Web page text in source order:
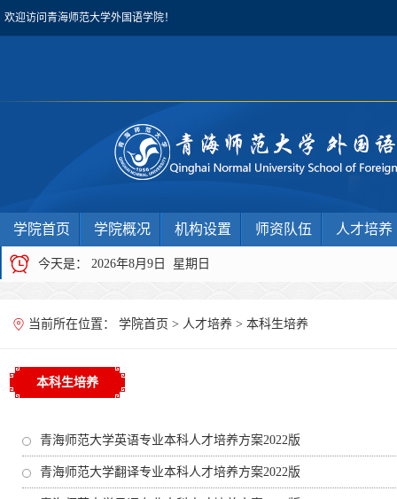
欢迎访问青海师范大学外国语学院！
学院首页 学院概况 机构设置 师资队伍 人才培养
今天是： 2026年8月9日 星期日
当前所在位置： 学院首页 > 人才培养 > 本科生培养
本科生培养
青海师范大学英语专业本科人才培养方案2022版
青海师范大学翻译专业本科人才培养方案2022版